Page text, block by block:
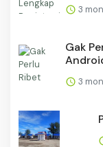
3
Gak
3